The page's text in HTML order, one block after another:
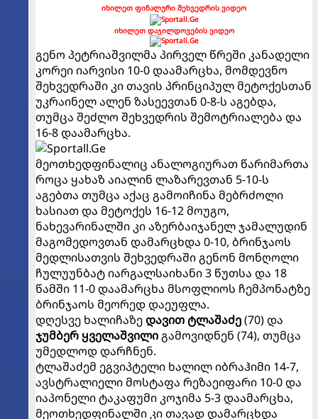
იხილეთ ფინალური შეხვედრის ვიდეო
იხილეთ დაჯილდოვების ვიდეო
გენო პეტრიაშვილმა პირველ წრეში კანადელი
კორეი იარვისი 10-0 დაამარცხა, მომდევნო
შეხვედრაში კი თავის პრინციპულ მეტოქესთან
უკრაინელ ალენ ზასეევთან 0-8-ს აგებდა,
თუმცა შეძლო შეხვედრის შემოტრიალება და
16-8 დაამარცხა.
მეოთხედფინალიც ანალოგიურათ წარიმართა
როცა ყახაზ აიალინ ლაზარევთან 5-10-ს
აგებთა თუმცა აქაც გამოიჩინა მებრძოლი
ხასიათ და მეტოქეს 16-12 მოუგო,
ნახევარინალში კი აზერბაიჯანელ ჯამალუდინ
მაგომედოვთან დამარცხდა 0-10, ბრინჯაოს
მედლისათვის შეხვედრაში გენონ მონღოლი
ჩულუუნბატ იარგალსაიხანი 3 წუთსა და 18
წამში 11-0 დაამარცხა მსოფლიოს ჩემპონატზე
ბრინჯაოს მეორედ დაეუფლა.
დღესვე ხალიჩაზედავით ტლაშაძე(70) და
ჯუმბერ ყველაშვილიგამოვიდნენ (74), თუმცა
უმედლოდ დარჩნენ.
ტლაშაძემ ეგვიპტელი ხალილ იბრაჰიმი 14-7,
ავსტრალიელი მოსტაფა რეზაეიფარი 10-0 და
იაპონელი ტაკაფუმი კოჯიმა 5-3 დაამარცხა,
მეოთხედფინალში კი თავად დამარცხდა